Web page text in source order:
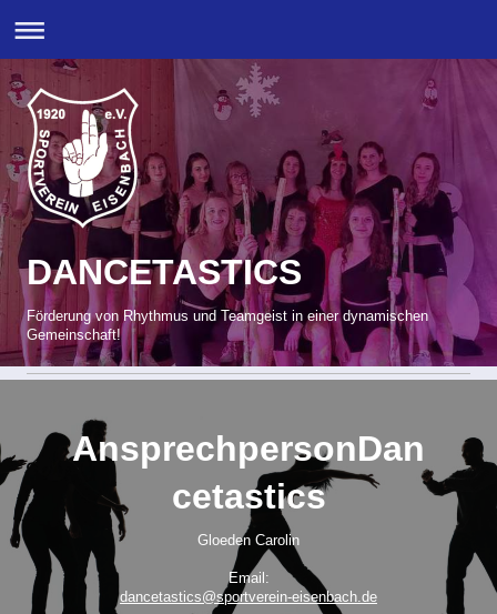
DANCETASTICS
Förderung von Rhythmus und Teamgeist in einer dynamischen
Gemeinschaft!
AnsprechpersonDan
cetastics
Gloeden Carolin
Email:
dancetastics@sportverein-eisenbach.de